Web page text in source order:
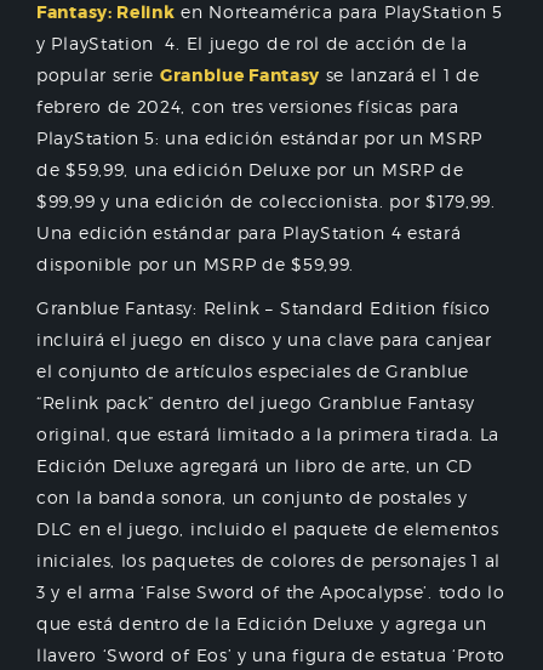
Fantasy: Relink en Norteamérica para PlayStation 5
y PlayStation 4. El juego de rol de acción de la
popular serie Granblue Fantasy se lanzará el 1 de
febrero de 2024, con tres versiones físicas para
PlayStation 5: una edición estándar por un MSRP
de $59,99, una edición Deluxe por un MSRP de
$99,99 y una edición de coleccionista. por $179,99.
Una edición estándar para PlayStation 4 estará
disponible por un MSRP de $59,99.
Granblue Fantasy: Relink – Standard Edition físico
incluirá el juego en disco y una clave para canjear
el conjunto de artículos especiales de Granblue
“Relink pack” dentro del juego Granblue Fantasy
original, que estará limitado a la primera tirada. La
Edición Deluxe agregará un libro de arte, un CD
con la banda sonora, un conjunto de postales y
DLC en el juego, incluido el paquete de elementos
iniciales, los paquetes de colores de personajes 1 al
3 y el arma ‘False Sword of the Apocalypse’. todo lo
que está dentro de la Edición Deluxe y agrega un
llavero ‘Sword of Eos’ y una figura de estatua ‘Proto